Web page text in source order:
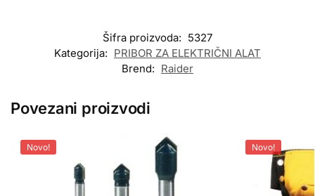
Šifra proizvoda: 5327
Kategorija: PRIBOR ZA ELEKTRIČNI ALAT
Brend: Raider
Povezani proizvodi
Novo! Novo!